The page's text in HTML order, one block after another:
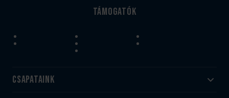
Támogatók
Csapataink